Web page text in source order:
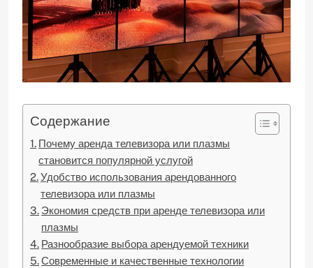
Содержание
Почему аренда телевизора или плазмы
становится популярной услугой
Удобство использования арендованного
телевизора или плазмы
Экономия средств при аренде телевизора или
плазмы
Разнообразие выбора арендуемой техники
Современные и качественные технологии